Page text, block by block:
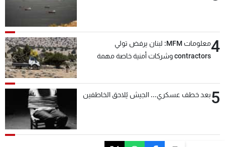
4
معلومات MFM: لبنان يرفض تولي
contractors وشركات أمنية خاصة مهمة
5بعد خطف عسكري... الجيش يُلاحق الخاطفين